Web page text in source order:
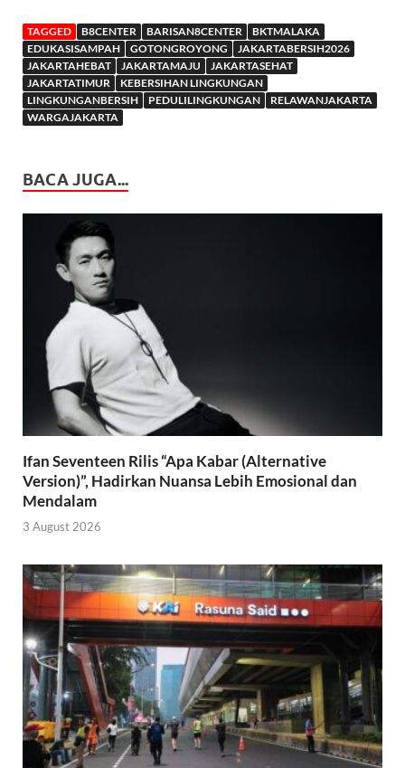
TAGGED B8CENTER BARISAN8CENTER
BKTMALAKA
EDUKASISAMPAH
GOTONGROYONG
JAKARTABERSIH2026
JAKARTAHEBAT
JAKARTAMAJU
JAKARTASEHAT
JAKARTATIMUR
KEBERSIHAN LINGKUNGAN
LINGKUNGANBERSIH
PEDULILINGKUNGAN
RELAWANJAKARTA
WARGAJAKARTA
BACA JUGA...
Ifan Seventeen Rilis “Apa Kabar (Alternative
Version)”, Hadirkan Nuansa Lebih Emosional dan
Mendalam
3 August 2026